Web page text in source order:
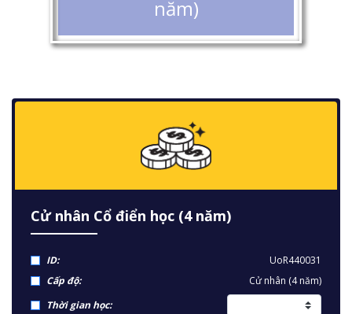
năm)
Cử nhân Cổ điển học (4 năm)
ID:
UoR440031
Cấp độ:
Cử nhân (4 năm)
Thời gian học: